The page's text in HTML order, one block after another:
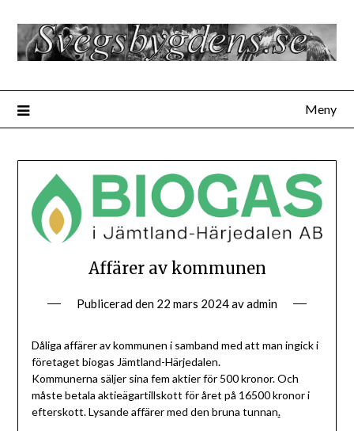
innehåll
Meny
Affärer av kommunen
Publicerad den 22 mars 2024avadmin
Dåliga affärer av kommunen i samband med att man ingick i
företaget biogas Jämtland-Härjedalen.
Kommunerna säljer sina fem aktier för 500 kronor. Och
måste betala aktieägartillskott för året på 16500 kronor i
efterskott. Lysande affärer med den bruna tunnan.